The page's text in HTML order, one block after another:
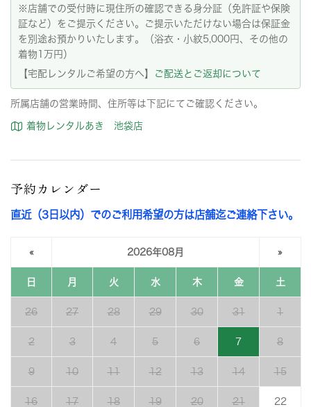
※店舗での受付時に現住所の確認できる身分証（免許証や保険
証など）をご提示ください。ご提示いただけない場合は保証金
を別途お預かりいたします。（浴衣・小紋5,000円、その他の
着物1万円）
【宅配レンタルご希望の方へ】
ご配送とご返却について
所属店舗の営業時間、住所等は下記にてご確認ください。
着物レンタルあき 池袋店
予約カレンダー
直近（3日以内）でのご利用希望の方は店舗迄ご連絡下さい。
« 2026年08月 »
日 月 火 水 木 金 土
26 27 28 29 30 31 1
2 3 4 5 6 7 8
9 10 11 12 13 14 15
16 17 18 19 20 21 22